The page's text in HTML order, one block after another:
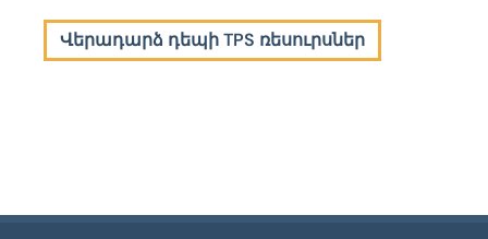
Վերադարձ դեպի TPS ռեսուրսներ